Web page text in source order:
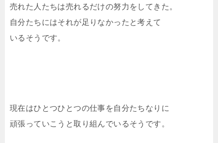
売れた人たちは売れるだけの努力をしてきた。
自分たちにはそれが足りなかったと考えて
いるそうです。
現在はひとつひとつの仕事を自分たちなりに
頑張っていこうと取り組んでいるそうです。